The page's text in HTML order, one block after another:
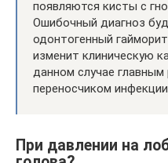
появляются кисты с
Ошибочный диагноз
одонтогенный
изменит клиническую
данном случае
переносчиком
При давлении на